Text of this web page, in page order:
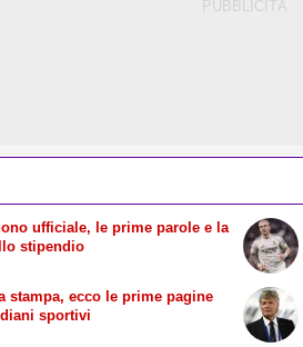
ufficiale, le prime parole e la
stipendio
stampa, ecco le prime pagine
sportivi